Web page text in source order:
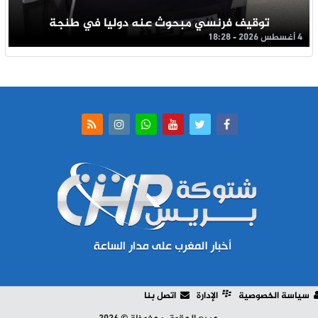
توقيف فرنسي مبحوث عنه دوليا في طنجة
4 أغسطس 2026 - 18:28
سياسة الخصوصية الإدارة
اتصل بنا